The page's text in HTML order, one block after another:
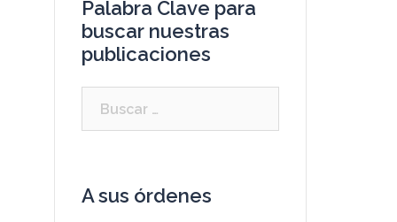
Palabra Clave para
buscar nuestras
publicaciones
A sus órdenes